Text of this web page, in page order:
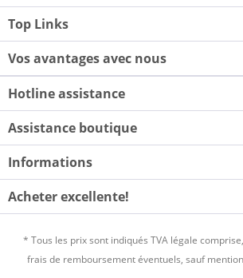
Top Links
Vos avantages avec nous
Hotline assistance
Assistance boutique
Informations
Acheter excellente!
* Tous les prix sont indiqués TVA légale
frais de remboursement éventuels, sauf